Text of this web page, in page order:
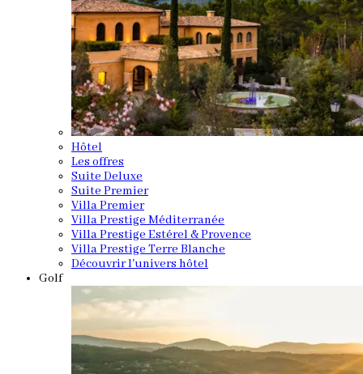
Hôtel
Les offres
Suite Deluxe
Suite Premier
Villa Premier
Villa Prestige Méditerranée
Villa Prestige Estérel & Provence
Villa Prestige Terre Blanche
Découvrir l'univers hôtel
Golf